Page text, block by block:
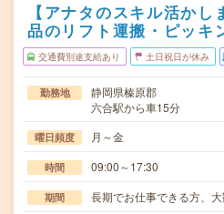
【アナタのスキル活か
品のリフト運搬・ピッキ
交通費別途支給あり 土日祝日が休み
勤務地
静岡県榛原郡
六合駅から車15分
曜日頻度 月～金
時間 09:00～17:30
期間 長期でお仕事できる方、大